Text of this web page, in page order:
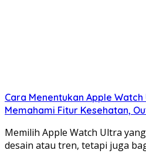
Cara Menentukan Apple
Memahami Fitur Kesehatan,
Memilih Apple Watch Ultra
desain atau tren, tetapi juga